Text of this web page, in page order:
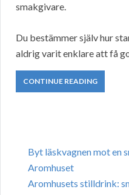
smakgivare.
Du bestämmer själv hur
aldrig varit enklare att få
CONTINUE READING
Byt läskvagnen mot en
Aromhuset
Aromhusets stilldrink: